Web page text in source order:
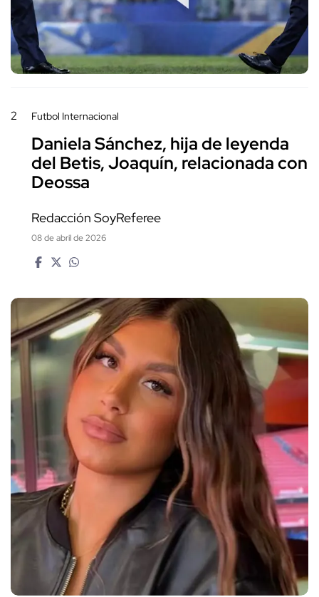
2 Futbol Internacional
Daniela Sánchez, hija de leyenda
del Betis, Joaquín, relacionada con
Deossa
Redacción SoyReferee
08 de abril de 2026